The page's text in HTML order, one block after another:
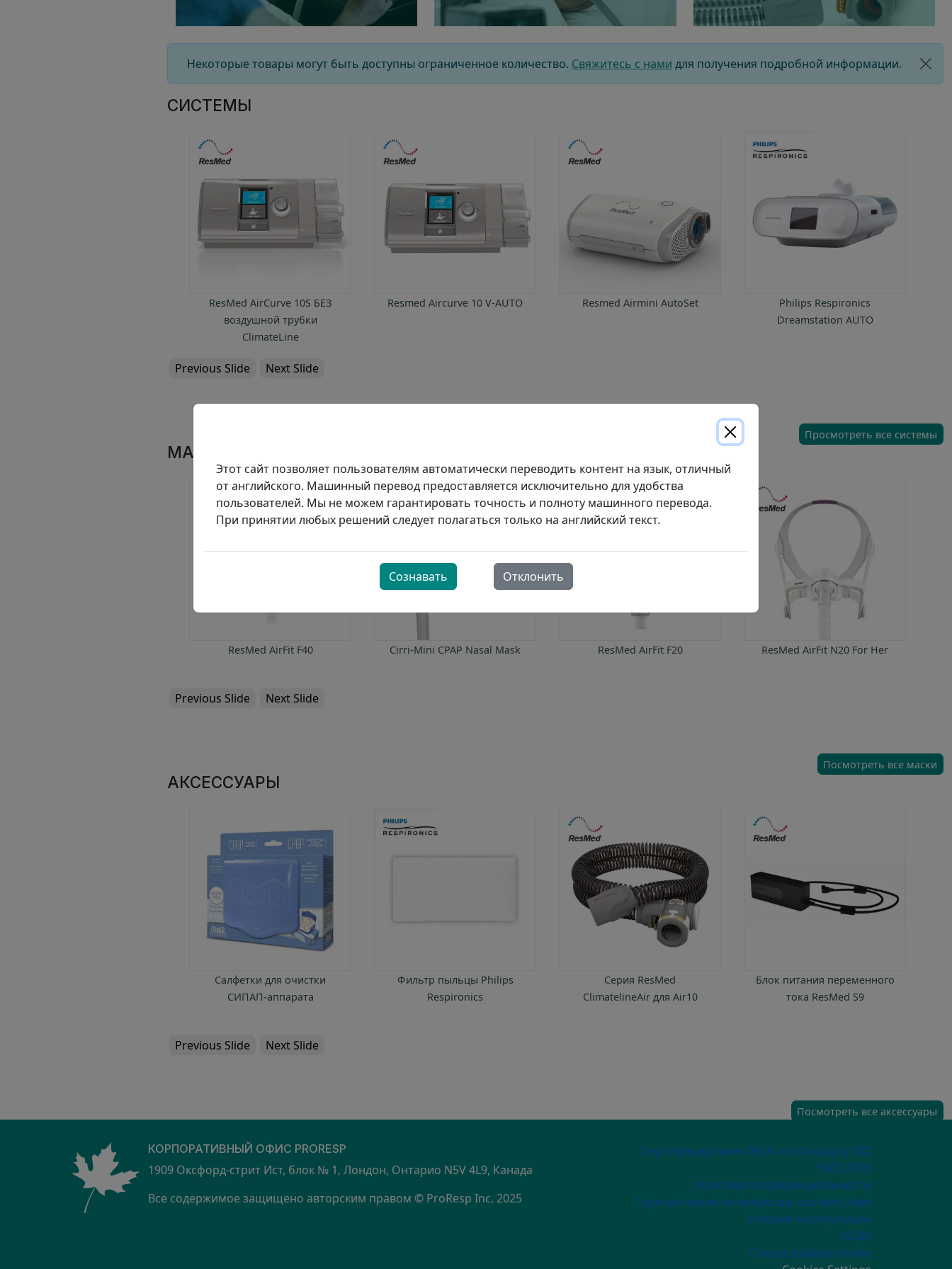
Наше качество
Участие сообщества
Путешествия
Часто задаваемые вопросы о кислородной терапии
Путешествие с СИПАП-аппаратом
Часто задаваемые вопросы о СИПАП-терапии
Некоторые товары могут быть доступны ограниченное количество. Свяжитесь с нами для получения подробной информации.
СИСТЕМЫ
ResMed AirCurve 10S БЕЗ
воздушной трубки
ClimateLine
Resmed Aircurve 10 V-AUTO Resmed Airmini AutoSet
Philips Respironics
Dreamstation AUTO
Previous Slide Next Slide
Просмотреть все системы
МАСКИ
ResMed AirFit F40 Cirri-Mini CPAP Nasal Mask ResMed AirFit F20 ResMed AirFit N20 For Her
Previous Slide Next Slide
Посмотреть все маски
АКСЕССУАРЫ
Салфетки для очистки
СИПАП-аппарата
Фильтр пыльцы Philips
Respironics
Серия ResMed
ClimatelineAir для Air10
Блок питания переменного
тока ResMed S9
Previous Slide Next Slide
Посмотреть все аксессуары
КОРПОРАТИВНЫЙ ОФИС PRORESP
1909 Оксфорд-стрит Ист, блок № 1, Лондон, Онтарио N5V 4L9, Канада
Все содержимое защищено авторским правом © ProResp Inc. 2025
SECONDARY MENU
Сертифицировано NQA по стандарту ISO
9001:2015
политика конфиденциальности
Горячая линия по вопросам соответствия
Условия эксплуатации
АОДА
Список файлов cookie
Этот сайт позволяет пользователям автоматически переводить контент на язык, отличный
от английского. Машинный перевод предоставляется исключительно для удобства
пользователей. Мы не можем гарантировать точность и полноту машинного перевода.
При принятии любых решений следует полагаться только на английский текст.
Сознавать Отклонить